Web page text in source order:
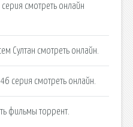
смотреть онлайн
Султан смотреть онлайн.
серия смотреть онлайн.
фильмы торрент.